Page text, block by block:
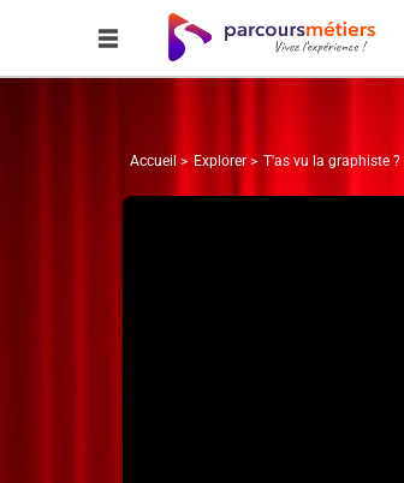
Accueil Explorer T'as vu la graphiste ?